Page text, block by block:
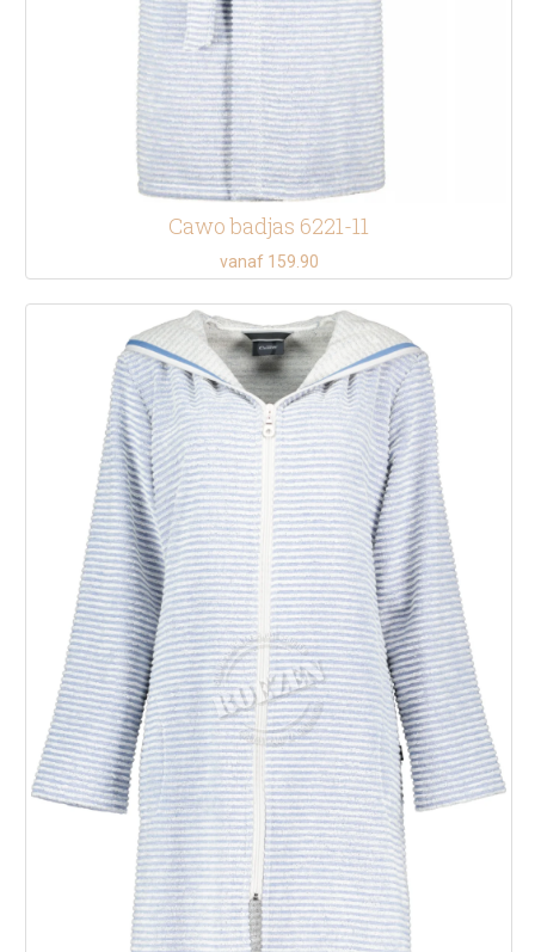
Cawo badjas 6221-11
vanaf 159.90